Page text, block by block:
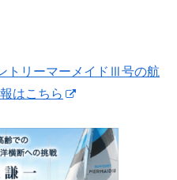
トリーマーメイドⅢ号の航
はこちら